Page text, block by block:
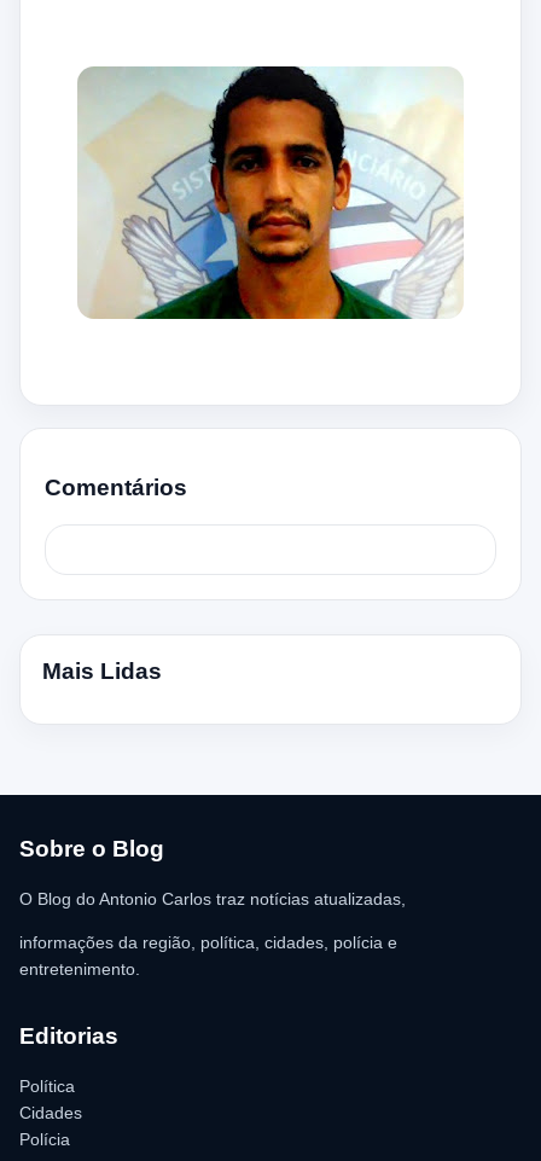
Comentários
Mais Lidas
Sobre o Blog
O Blog do Antonio Carlos traz notícias atualizadas,
informações da região, política, cidades, polícia e
entretenimento.
Editorias
Política
Cidades
Polícia